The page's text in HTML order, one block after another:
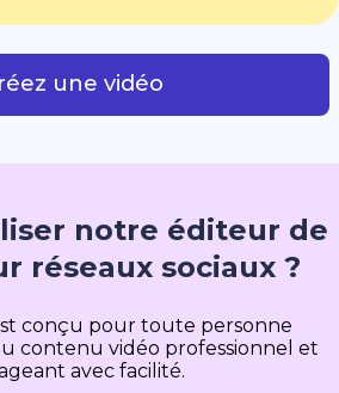
une vidéo
notre éditeur de
réseaux sociaux ?
conçu pour toute personne
contenu vidéo professionnel et
avec facilité.